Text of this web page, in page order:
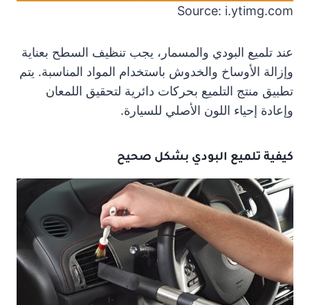
Source: i.ytimg.com
عند تلميع البودي والمسمار، يجب تنظيف السطح بعناية
وإزالة الأوساخ والخدوش باستخدام المواد المناسبة. يتم
تطبيق منتج التلميع بحركات دائرية لتحقيق اللمعان
وإعادة إحياء اللون الأصلي للسيارة.
كيفية تلميع البودي بشكل صحيح